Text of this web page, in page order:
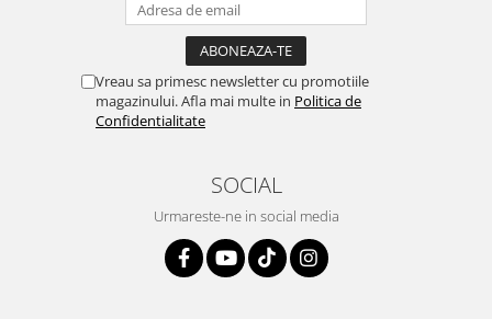
Vreau sa primesc newsletter cu promotiile
magazinului. Afla mai multe in Politica de
Confidentialitate
SOCIAL
Urmareste-ne in social media